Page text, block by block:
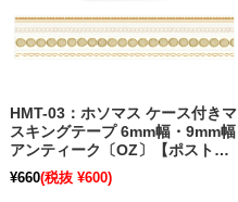
HMT-03：ホソマス ケース付きマ
スキングテープ 6mm幅・9mm幅
アンティーク〔OZ〕【ポスト便
不可】【旧パッケージ】
¥660(税抜 ¥600)